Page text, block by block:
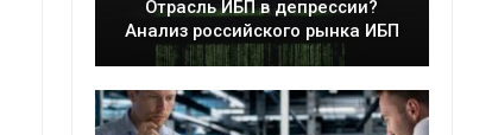
Отрасль ИБП в депрессии?
Анализ российского рынка ИБП